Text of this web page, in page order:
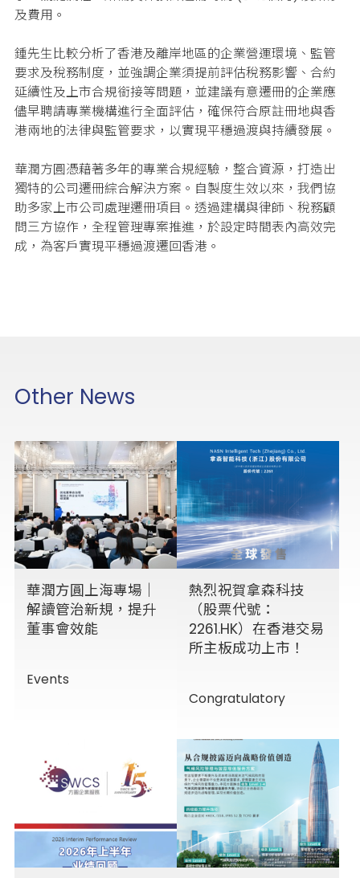
及費用。
鍾先生比較分析了香港及離岸地區的企業營運環境、監管
要求及稅務制度，並強調企業須提前評估稅務影響、合約
延續性及上市合規銜接等問題，並建議有意遷冊的企業應
儘早聘請專業機構進行全面評估，確保符合原註冊地與香
港兩地的法律與監管要求，以實現平穩過渡與持續發展。
華潤方圓憑藉著多年的專業合規經驗，整合資源，打造出
獨特的公司遷冊綜合解決方案。 自製度生效以來，我們協
助多家上市公司處理遷冊項目。 透過建構與律師、稅務顧
問三方協作，全程管理專案推進，於設定時間表內高效完
成，為客戶實現平穩過渡遷回香港。
Other News
華潤方圓上海專場｜
解讀管治新規，提升
董事會效能
Events
熱烈祝賀拿森科技
（股票代號：
2261.HK）在香港交易
所主板成功上市！
Congratulatory